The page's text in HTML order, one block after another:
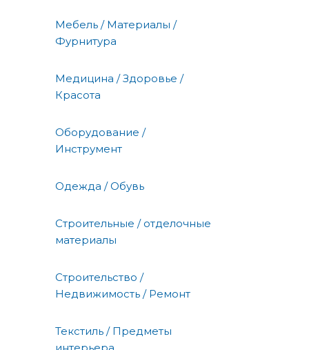
Мебель / Материалы /
Фурнитура
Медицина / Здоровье /
Красота
Оборудование /
Инструмент
Одежда / Обувь
Строительные / отделочные
материалы
Строительство /
Недвижимость / Ремонт
Текстиль / Предметы
интерьера